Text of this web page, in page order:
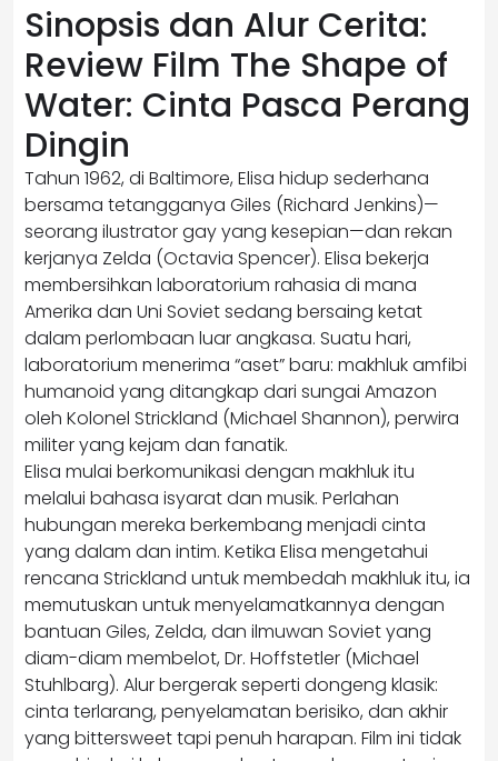
Sinopsis dan Alur Cerita:
Review Film The Shape of
Water: Cinta Pasca Perang
Dingin
Tahun 1962, di Baltimore, Elisa hidup sederhana
bersama tetangganya Giles (Richard Jenkins)—
seorang ilustrator gay yang kesepian—dan rekan
kerjanya Zelda (Octavia Spencer). Elisa bekerja
membersihkan laboratorium rahasia di mana
Amerika dan Uni Soviet sedang bersaing ketat
dalam perlombaan luar angkasa. Suatu hari,
laboratorium menerima “aset” baru: makhluk amfibi
humanoid yang ditangkap dari sungai Amazon
oleh Kolonel Strickland (Michael Shannon), perwira
militer yang kejam dan fanatik.
Elisa mulai berkomunikasi dengan makhluk itu
melalui bahasa isyarat dan musik. Perlahan
hubungan mereka berkembang menjadi cinta
yang dalam dan intim. Ketika Elisa mengetahui
rencana Strickland untuk membedah makhluk itu, ia
memutuskan untuk menyelamatkannya dengan
bantuan Giles, Zelda, dan ilmuwan Soviet yang
diam-diam membelot, Dr. Hoffstetler (Michael
Stuhlbarg). Alur bergerak seperti dongeng klasik:
cinta terlarang, penyelamatan berisiko, dan akhir
yang bittersweet tapi penuh harapan. Film ini tidak